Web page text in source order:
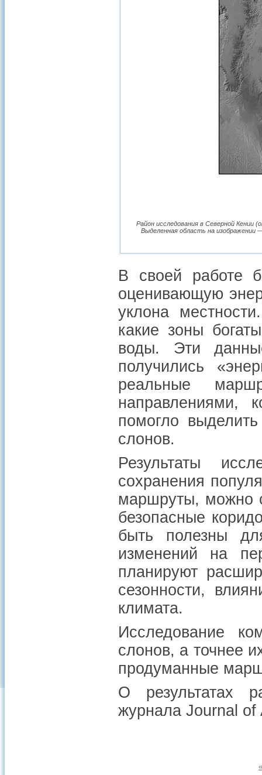
Район исследования в Северной
Выделенная область на изображении
В своей работе
оценивающую
уклона
какие зоны
воды. Эти
получились
реальные
направлениями,
помогло
слонов.
Результаты
сохранения
маршруты, можно
безопасные
быть полезны
изменений на
планируют
сезонности,
климата.
Исследование
слонов, а точнее
продуманные
О результатах
журнала Journal of